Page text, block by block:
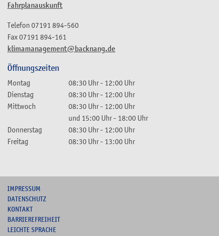
Fahrplanauskunft
klimamanagement@backnang.de
Telefon 07191 894-560
Fax07191 894-161
Öffnungszeiten
Montag 08:30 Uhr- 12:00 Uhr
Dienstag
08:30 Uhr- 12:00 Uhr
Mittwoch
08:30 Uhr- 12:00 Uhr
und 15:00 Uhr- 18:00 Uhr
Donnerstag
08:30 Uhr- 12:00 Uhr
Freitag
08:30 Uhr- 13:00 Uhr
IMPRESSUM
DATENSCHUTZ
KONTAKT
BARRIEREFREIHEIT
LEICHTE SPRACHE